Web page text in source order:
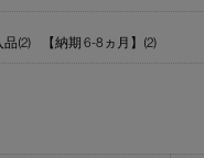
(2) 【納期 6-8ヵ月】(2)